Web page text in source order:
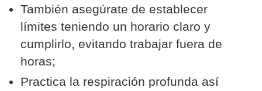
También asegúrate de establecer
límites teniendo un horario claro y
cumplirlo, evitando trabajar fuera de
horas;
Practica la respiración profunda así